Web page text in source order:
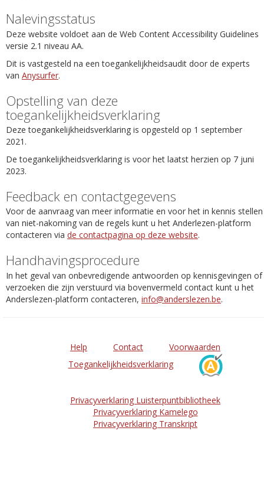
Nalevingsstatus
Deze website voldoet aan de Web Content Accessibility Guidelines
versie 2.1 niveau AA.
Dit is vastgesteld na een toegankelijkheidsaudit door de experts
van Anysurfer.
Opstelling van deze
toegankelijkheidsverklaring
Deze toegankelijkheidsverklaring is opgesteld op 1 september
2021.
De toegankelijkheidsverklaring is voor het laatst herzien op 7 juni
2023.
Feedback en contactgegevens
Voor de aanvraag van meer informatie en voor het in kennis stellen
van niet-nakoming van de regels kunt u het Anderlezen-platform
contacteren via de contactpagina op deze website.
Handhavingsprocedure
In het geval van onbevredigende antwoorden op kennisgevingen of
verzoeken die zijn verstuurd via bovenvermeld contact kunt u het
Anderslezen-platform contacteren, info@anderslezen.be.
Help Contact
Voorwaarden
Toegankelijkheidsverklaring
Privacyverklaring Luisterpuntbibliotheek
Privacyverklaring Kamelego
Privacyverklaring Transkript